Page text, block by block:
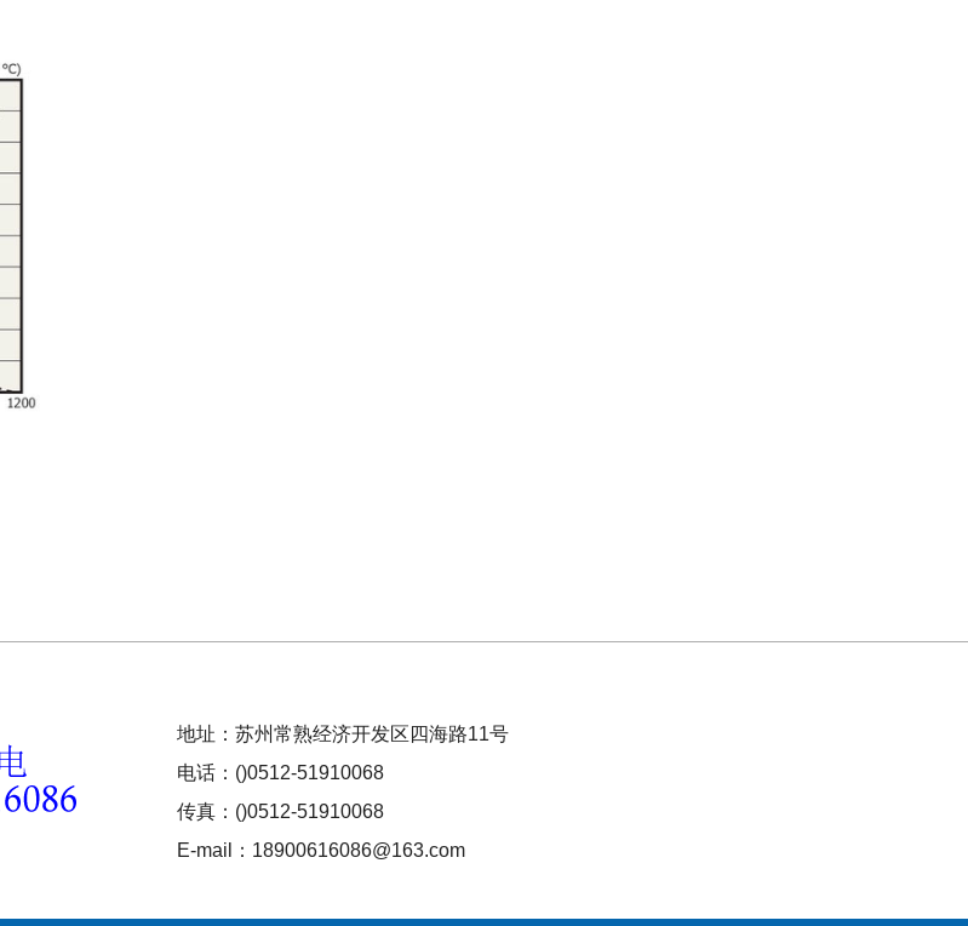
地址：苏州常熟经济开发区四海路11号
电话：()0512-51910068
传真：()0512-51910068
E-mail：18900616086@163.com